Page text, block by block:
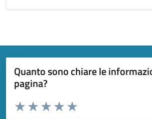
Quanto sono chiare le
pagina?
Valuta da 1 a 5 stelle la pagina